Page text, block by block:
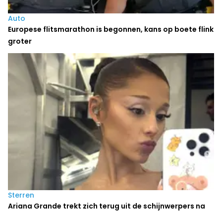
Auto
Europese flitsmarathon is begonnen, kans op boete flink
groter
Sterren
Ariana Grande trekt zich terug uit de schijnwerpers na